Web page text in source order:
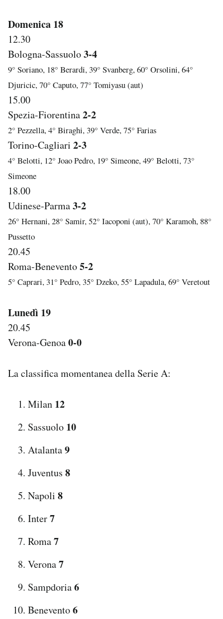
Domenica 18
12.30
Bologna-Sassuolo3-4
9° Soriano, 18° Berardi, 39° Svanberg, 60° Orsolini, 64°
Djuricic, 70° Caputo, 77° Tomiyasu (aut)
15.00
Spezia-Fiorentina2-2
2° Pezzella, 4° Biraghi, 39° Verde, 75° Farias
Torino-Cagliari 2-3
4° Belotti, 12° Joao Pedro, 19° Simeone, 49° Belotti, 73°
Simeone
18.00
Udinese-Parma3-2
26° Hernani, 28° Samir, 52° Iacoponi (aut), 70° Karamoh, 88°
Pussetto
20.45
Roma-Benevento5-2
5° Caprari, 31° Pedro, 35° Dzeko, 55° Lapadula, 69° Veretout
Lunedì 19
20.45
Verona-Genoa0-0
La classifica momentanea della Serie A:
Milan 12
Sassuolo 10
Atalanta9
Juventus 8
Napoli 8
Inter7
Roma7
Verona7
Sampdoria6
Benevento6